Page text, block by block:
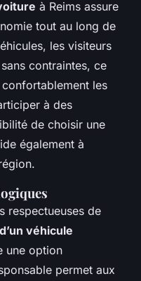
à Reims assure
tout au long de
les visiteurs
contraintes, ce
les
à des
de choisir une
également à
respectueuses de
véhicule
une option
permet aux